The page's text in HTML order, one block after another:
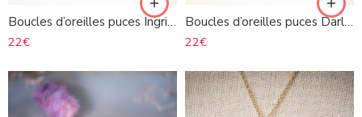
Boucles d’oreilles puces Ingrid violine
22€
Boucles d’oreilles puces Darlene
22€